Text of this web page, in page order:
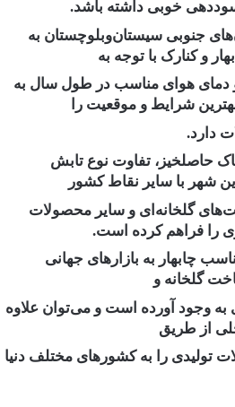
خوبی داشته باشد.
جنوبی سیستان‌وبلوچستان به
دمای هوای مناسب در طول سال به
شرایط و موقعیت را
دارد.
حاصلخیز، تفاوت نوع تابش
شهر با سایر نقاط کشور
گلخانه‌ای و سایر محصولات
را فراهم کرده است.
چابهار به بازارهای جهانی
گلخانه و
وجود آورده است و می‌توان علاوه
از طریق
تولیدی را به کشورهای مختلف دنیا